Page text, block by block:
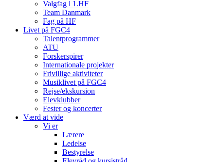
Valgfag i 1.HF
Team Danmark
Fag på HF
Livet på FGC4
Talentprogrammer
ATU
Forskerspirer
Internationale projekter
Frivillige aktiviteter
Musiklivet på FGC4
Rejse/ekskursion
Elevklubber
Fester og koncerter
Værd at vide
Vi er
Lærere
Ledelse
Bestyrelse